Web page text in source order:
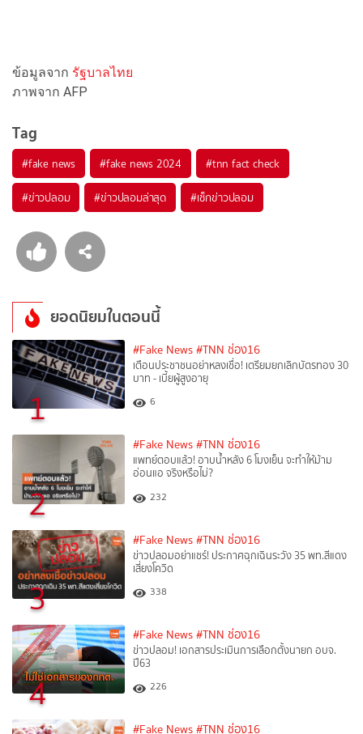
ข้อมูลจาก รัฐบาลไทย
ภาพจาก AFP
Tag
#fake news #fake news 2024 #tnn fact check
#ข่าวปลอม #ข่าวปลอมล่าสุด #เช็กข่าวปลอม
ยอดนิยมในตอนนี้
1
#Fake News #TNN ช่อง16
เตือนประชาชนอย่าหลงเชื่อ! เตรียมยกเลิกบัตรทอง 30
บาท - เบี้ยผู้สูงอายุ
6
2
#Fake News #TNN ช่อง16
แพทย์ตอบแล้ว! อาบน้ำหลัง 6 โมงเย็น จะทำให้ม้าม
อ่อนแอ จริงหรือไม่?
232
3
#Fake News #TNN ช่อง16
ข่าวปลอมอย่าแชร์! ประกาศฉุกเฉินระวัง 35 พท.สีแดง
เสี่ยงโควิด
338
4
#Fake News #TNN ช่อง16
ข่าวปลอม! เอกสารประเมินการเลือกตั้งนายก อบจ.
ปี63
226
#Fake News #TNN ช่อง16